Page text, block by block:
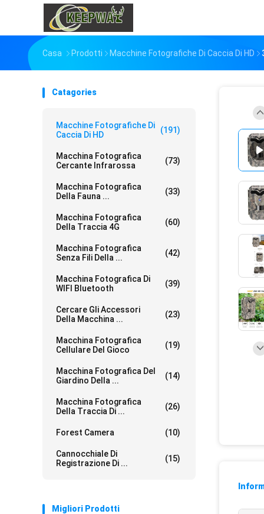
Casa Prodotti Macchine Fotografiche Di Caccia Di HD
Catagories
Macchine Fotografiche Di
Caccia Di HD
(191)
Macchina Fotografica
Cercante Infrarossa
(73)
Macchina Fotografica
Della Fauna ...
(33)
Macchina Fotografica
Della Traccia 4G
(60)
Macchina Fotografica
Senza Fili Della ...
(42)
Macchina Fotografica Di
WIFI Bluetooth
(39)
Cercare Gli Accessori
Della Macchina ...
(23)
Macchina Fotografica
Cellulare Del Gioco
(19)
Macchina Fotografica Del
Giardino Della ...
(14)
Macchina Fotografica
Della Traccia Di ...
(26)
Forest Camera (10)
Cannocchiale Di
Registrazione Di ...
(15)
Migliori Prodotti